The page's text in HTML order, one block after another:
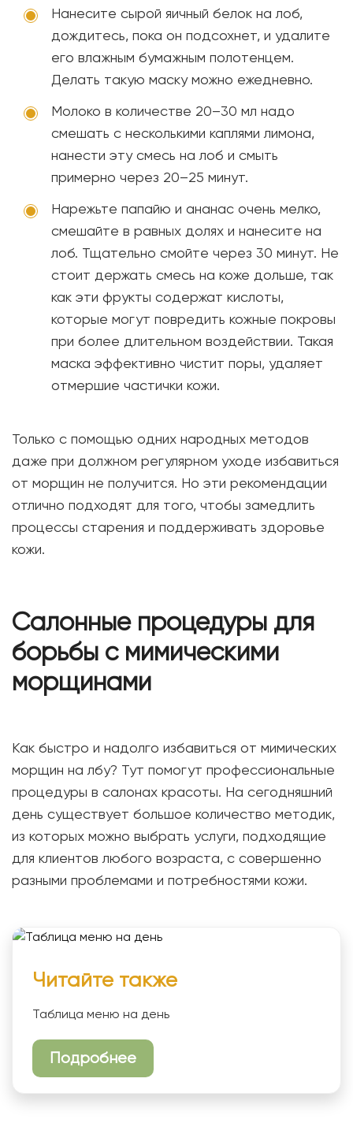
Нанесите сырой яичный белок на лоб,
дождитесь, пока он подсохнет, и удалите
его влажным бумажным полотенцем.
Делать такую маску можно ежедневно.
Молоко в количестве 20–30 мл надо
смешать с несколькими каплями лимона,
нанести эту смесь на лоб и смыть
примерно через 20–25 минут.
Нарежьте папайю и ананас очень мелко,
смешайте в равных долях и нанесите на
лоб. Тщательно смойте через 30 минут. Не
стоит держать смесь на коже дольше, так
как эти фрукты содержат кислоты,
которые могут повредить кожные покровы
при более длительном воздействии. Такая
маска эффективно чистит поры, удаляет
отмершие частички кожи.
Только с помощью одних народных методов
даже при должном регулярном уходе избавиться
от морщин не получится. Но эти рекомендации
отлично подходят для того, чтобы замедлить
процессы старения и поддерживать здоровье
кожи.
Салонные процедуры для
борьбы с мимическими
морщинами
Как быстро и надолго избавиться от мимических
морщин на лбу? Тут помогут профессиональные
процедуры в салонах красоты. На сегодняшний
день существует большое количество методик,
из которых можно выбрать услуги, подходящие
для клиентов любого возраста, с совершенно
разными проблемами и потребностями кожи.
Читайте также
Таблица меню на день
Подробнее